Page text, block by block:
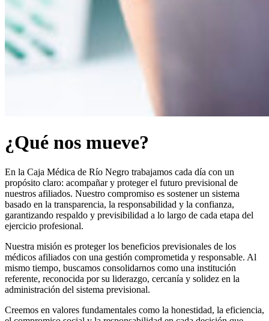
¿Qué nos mueve?
En la Caja Médica de Río Negro trabajamos cada día con un
propósito claro: acompañar y proteger el futuro previsional de
nuestros afiliados. Nuestro compromiso es sostener un sistema
basado en la transparencia, la responsabilidad y la confianza,
garantizando respaldo y previsibilidad a lo largo de cada etapa del
ejercicio profesional.
Nuestra misión es proteger los beneficios previsionales de los
médicos afiliados con una gestión comprometida y responsable. Al
mismo tiempo, buscamos consolidarnos como una institución
referente, reconocida por su liderazgo, cercanía y solidez en la
administración del sistema previsional.
Creemos en valores fundamentales como la honestidad, la eficiencia,